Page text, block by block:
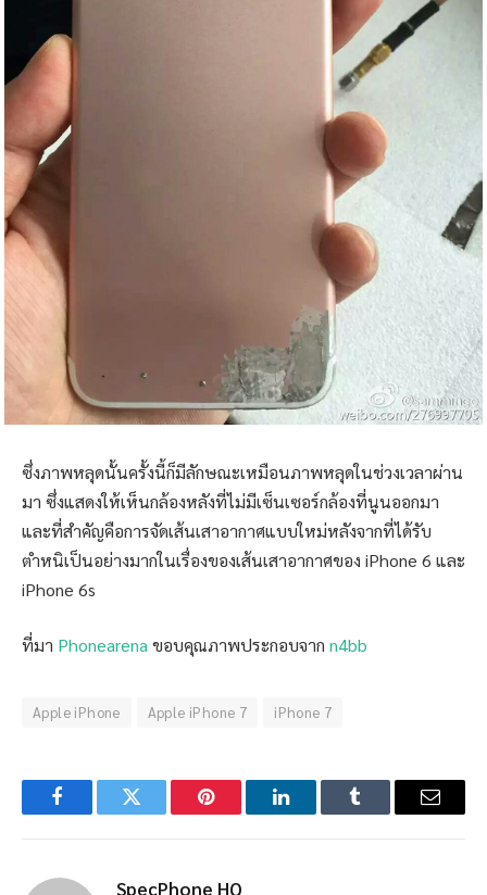
ซึ่งภาพหลุดนั้นครั้งนี้ก็มีลักษณะเหมือนภาพหลุดในช่วงเวลาผ่าน
มา ซึ่งแสดงให้เห็นกล้องหลังที่ไม่มีเซ็นเซอร์กล้องที่นูนออกมา
และที่สำคัญคือการจัดเส้นเสาอากาศแบบใหม่หลังจากที่ได้รับ
ตำหนิเป็นอย่างมากในเรื่องของเส้นเสาอากาศของ iPhone 6 และ
iPhone 6s
ที่มา Phonearenaขอบคุณภาพประกอบจาก n4bb
Apple iPhone Apple iPhone 7 iPhone 7
FacebookTwitter Pinterest LinkedInTumblr Email
SpecPhone HQ